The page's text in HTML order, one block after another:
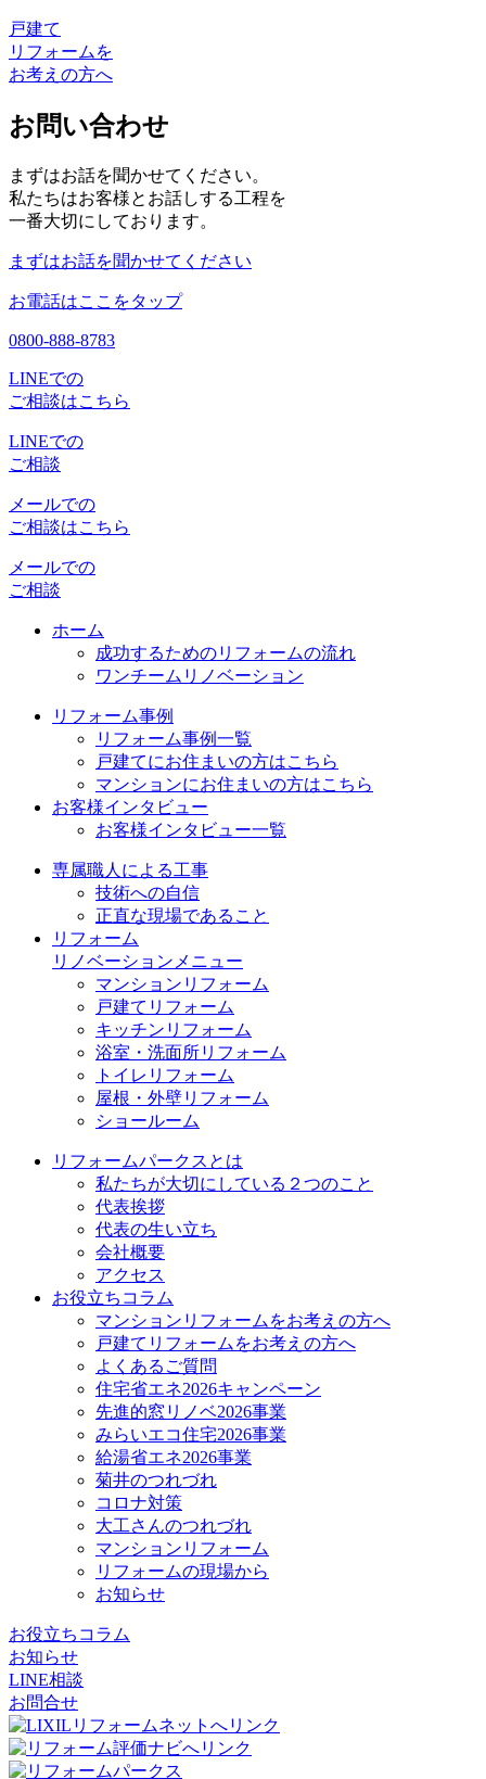
戸建て
リフォームを
お考えの方へ
お問い合わせ
まずはお話を聞かせてください。
私たちはお客様とお話しする工程を
一番大切にしております。
まずはお話を聞かせてください
お電話はここをタップ
0800-888-8783
LINEでの
ご相談はこちら
LINEでの
ご相談
メールでの
ご相談はこちら
メールでの
ご相談
ホーム
成功するためのリフォームの流れ
ワンチームリノベーション
リフォーム事例
リフォーム事例一覧
戸建てにお住まいの方はこちら
マンションにお住まいの方はこちら
お客様インタビュー
お客様インタビュー一覧
専属職人による工事
技術への自信
正直な現場であること
リフォーム
リノベーションメニュー
マンションリフォーム
戸建てリフォーム
キッチンリフォーム
浴室・洗面所リフォーム
トイレリフォーム
屋根・外壁リフォーム
ショールーム
リフォームパークスとは
私たちが大切にしている２つのこと
代表挨拶
代表の生い立ち
会社概要
アクセス
お役立ちコラム
マンションリフォームをお考えの方へ
戸建てリフォームをお考えの方へ
よくあるご質問
住宅省エネ2026キャンペーン
先進的窓リノベ2026事業
みらいエコ住宅2026事業
給湯省エネ2026事業
菊井のつれづれ
コロナ対策
大工さんのつれづれ
マンションリフォーム
リフォームの現場から
お知らせ
お役立ちコラム
お知らせ
LINE相談
お問合せ